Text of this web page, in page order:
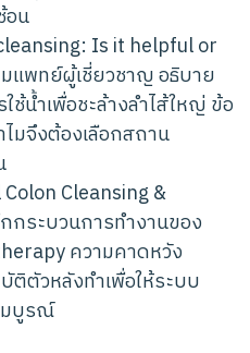
อน
Is it helpful or
แพทย์ผู้เชี่ยวชาญ อธิบาย
ช้น้ำเพื่อชะล้างลำไส้ใหญ่ ข้อ
มจึงต้องเลือกสถาน
Cleansing &
กกระบวนการทำงานของ
ความคาดหวัง
ติตัวหลังทำเพื่อให้ระบบ
มบูรณ์